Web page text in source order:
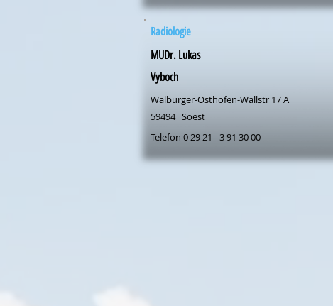
Radiologie
MUDr. Lukas
Vyboch
Walburger-Osthofen-Wallstr 17 A
59494 Soest
Telefon 0 29 21 - 3 91 30 00